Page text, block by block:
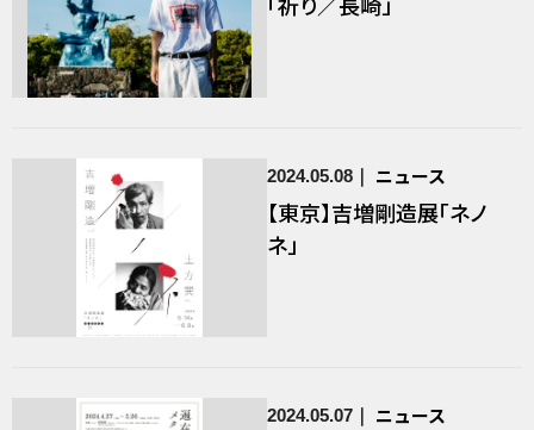
2024.05.08 ニュース
【東京】吉増剛造展「ネノ
ネ」
2024.05.07 ニュース